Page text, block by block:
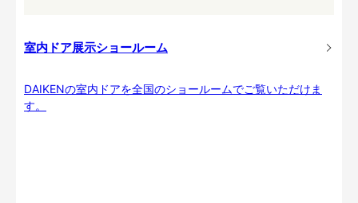
室内ドア展示ショールーム
DAIKENの室内ドアを全国のショールームでご覧いただけま
す。